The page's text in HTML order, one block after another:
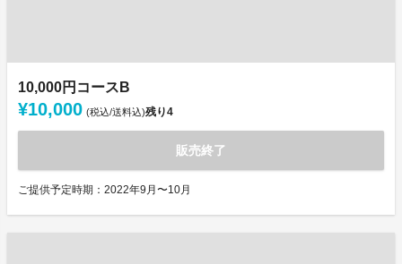
10,000円コースB
¥10,000 (税込/送料込)残り4
販売終了
ご提供予定時期：2022年9月〜10月